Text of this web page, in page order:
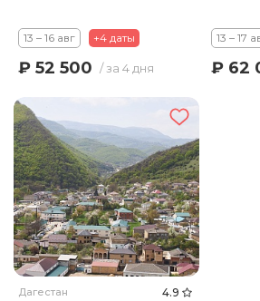
13 – 16 авг +4 даты
₽ 52 500 / за 4 дня
13 – 17
₽ 62
Дагестан 4.9